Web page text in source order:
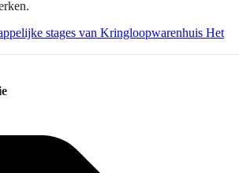
stages van Kringloopwarenhuis Het